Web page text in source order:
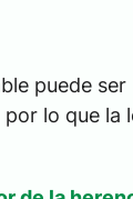
puede ser
lo que la